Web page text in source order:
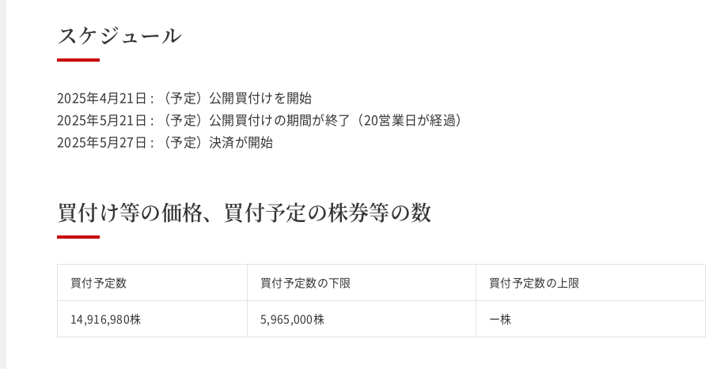
スケジュール
2025年4月21日 : （予定）公開買付けを開始
2025年5月21日 : （予定）公開買付けの期間が終了（20営業日が経過）
2025年5月27日 : （予定）決済が開始
買付け等の価格、買付予定の株券等の数
買付予定数 買付予定数の下限 買付予定数の上限
14,916,980株 5,965,000株 ー株